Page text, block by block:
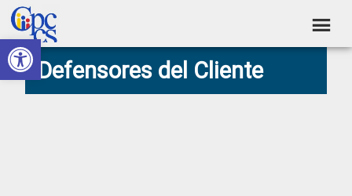
Abrir barra de herramientas
Skip
to
primary
navigation
Skip
to
main
content
Skip
to
primary
sidebar
Skip
to
footer
Consejo
de
Construyendo
Poder
Ciudadano
Defensores del Cliente